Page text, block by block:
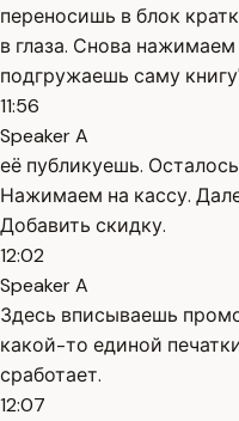
переносишь в блок
в глаза. Снова
подгружаешь саму
11:56
Speaker A
её публикуешь.
Нажимаем на кассу.
Добавить скидку.
12:02
Speaker A
Здесь вписываешь
какой-то единой
сработает.
12:07